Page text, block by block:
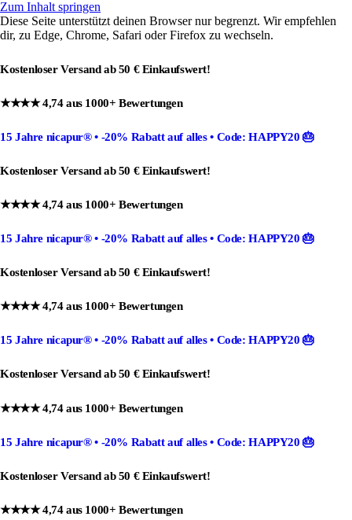
Zum Inhalt springen
Diese Seite unterstützt deinen Browser nur begrenzt. Wir empfehlen
dir, zu Edge, Chrome, Safari oder Firefox zu wechseln.
Kostenloser Versand ab 50 € Einkaufswert!
★★★★ 4,74 aus 1000+ Bewertungen
15 Jahre nicapur®• -20% Rabattauf alles • Code: HAPPY20🎂
Kostenloser Versand ab 50 € Einkaufswert!
★★★★ 4,74 aus 1000+ Bewertungen
15 Jahre nicapur®• -20% Rabattauf alles • Code: HAPPY20🎂
Kostenloser Versand ab 50 € Einkaufswert!
★★★★ 4,74 aus 1000+ Bewertungen
15 Jahre nicapur®• -20% Rabattauf alles • Code: HAPPY20🎂
Kostenloser Versand ab 50 € Einkaufswert!
★★★★ 4,74 aus 1000+ Bewertungen
15 Jahre nicapur®• -20% Rabattauf alles • Code: HAPPY20🎂
Kostenloser Versand ab 50 € Einkaufswert!
★★★★ 4,74 aus 1000+ Bewertungen